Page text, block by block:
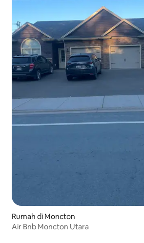
Rumah di Moncton
Air Bnb Moncton Utara